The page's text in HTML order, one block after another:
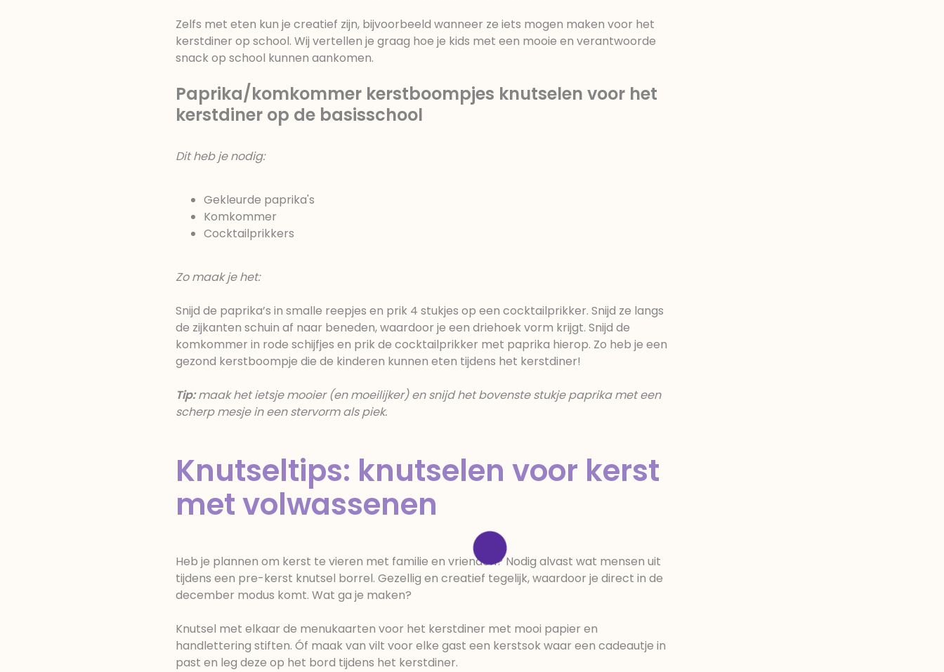
Zelfs met eten kun je creatief zijn, bijvoorbeeld wanneer ze iets mogen maken voor het
kerstdiner op school. Wij vertellen je graag hoe je kids met een mooie en verantwoorde
snack op school kunnen aankomen.
Paprika/komkommer kerstboompjes knutselen voor het
kerstdiner op de basisschool
Dit heb je nodig:
Gekleurde paprika's
Komkommer
Cocktailprikkers
Zo maak je het:
Snijd de paprika’s in smalle reepjes en prik 4 stukjes op een cocktailprikker. Snijd ze langs
de zijkanten schuin af naar beneden, waardoor je een driehoek vorm krijgt. Snijd de
komkommer in rode schijfjes en prik de cocktailprikker met paprika hierop. Zo heb je een
gezond kerstboompje die de kinderen kunnen eten tijdens het kerstdiner!
Tip:maak het ietsje mooier (en moeilijker) en snijd het bovenste stukje paprika met een
scherp mesje in een stervorm als piek.
Knutseltips: knutselen voor kerst
met volwassenen
Heb je plannen om kerst te vieren met familie en vrienden? Nodig alvast wat mensen uit
tijdens een pre-kerst knutsel borrel. Gezellig en creatief tegelijk, waardoor je direct in de
december modus komt. Wat ga je maken?
Knutsel met elkaar de menukaarten voor het kerstdiner met mooi papier en
handlettering stiften. Óf maak van vilt voor elke gast een kerstsok waar een cadeautje in
past en leg deze op het bord tijdens het kerstdiner.